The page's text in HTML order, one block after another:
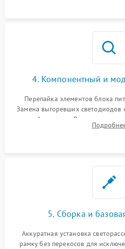
4. Компонентный и
Перепайка элементов блока
Замена выгоревших
хрупкой матрицы.
прошивка микросхем
5. Сборка и
Аккуратная установка
рамку без перекосов для